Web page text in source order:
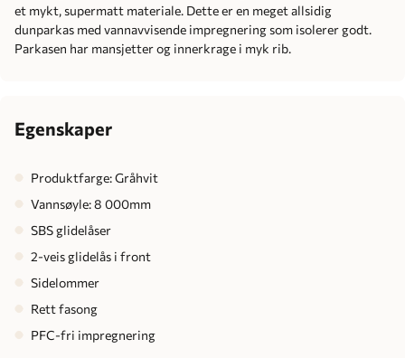
et mykt, supermatt materiale. Dette er en meget allsidig
dunparkas med vannavvisende impregnering som isolerer godt.
Parkasen har mansjetter og innerkrage i myk rib.
Egenskaper
Produktfarge: Gråhvit
Vannsøyle: 8 000mm
SBS glidelåser
2-veis glidelås i front
Sidelommer
Rett fasong
PFC-fri impregnering